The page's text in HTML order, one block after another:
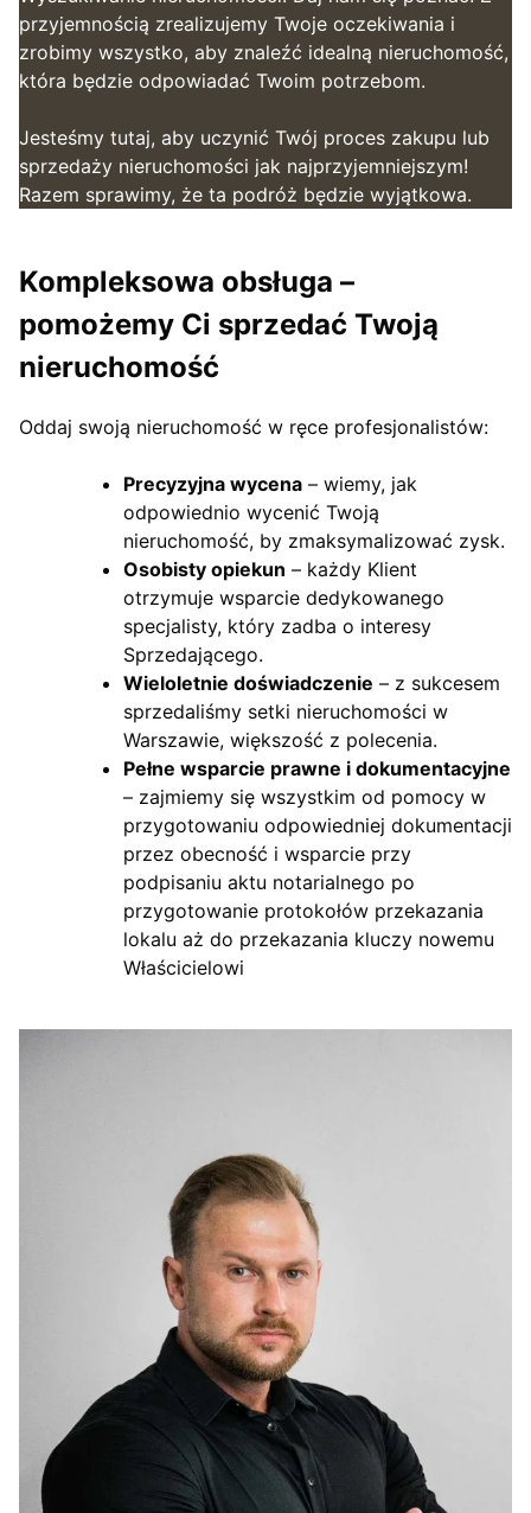
przyjemnością zrealizujemy Twoje oczekiwania i
zrobimy wszystko, aby znaleźć idealną nieruchomość,
która będzie odpowiadać Twoim potrzebom.
Jesteśmy tutaj, aby uczynić Twój proces zakupu lub
sprzedaży nieruchomości jak najprzyjemniejszym!
Razem sprawimy, że ta podróż będzie wyjątkowa.
Kompleksowa obsługa –
pomożemy Ci sprzedać Twoją
nieruchomość
Oddaj swoją nieruchomość w ręce profesjonalistów:
Precyzyjna wycena – wiemy, jak
odpowiednio wycenić Twoją
nieruchomość, by zmaksymalizować zysk.
Osobisty opiekun – każdy Klient
otrzymuje wsparcie dedykowanego
specjalisty, który zadba o interesy
Sprzedającego.
Wieloletnie doświadczenie – z sukcesem
sprzedaliśmy setki nieruchomości w
Warszawie, większość z polecenia.
Pełne wsparcie prawne i dokumentacyjne
– zajmiemy się wszystkim od pomocy w
przygotowaniu odpowiedniej dokumentacji
przez obecność i wsparcie przy
podpisaniu aktu notarialnego po
przygotowanie protokołów przekazania
lokalu aż do przekazania kluczy nowemu
Właścicielowi